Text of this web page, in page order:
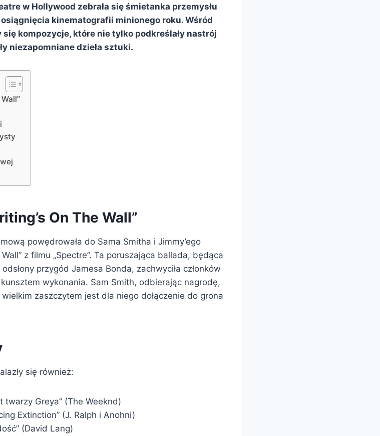
w Hollywood zebrała się śmietanka przemysłu
kinematografii minionego roku. Wśród
kompozycje, które nie tylko podkreślały nastrój
niezapomniane dzieła sztuki.
On The Wall”
powędrowała do Sama Smitha i Jimmy’ego
z filmu „Spectre”. Ta poruszająca ballada, będąca
przygód Jamesa Bonda, zachwyciła członków
wykonania. Sam Smith, odbierając nagrodę,
wielkim zaszczytem jest dla niego dołączenie do grona
się również:
twarzy Greya” (The Weeknd)
Extinction” (J. Ralph i Anohni)
(David Lang)